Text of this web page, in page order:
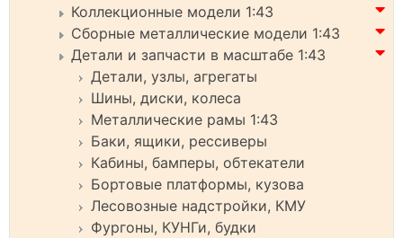
Коллекционные модели 1:43
Сборные металлические модели 1:43
Детали и запчасти в масштабе 1:43
Детали, узлы, агрегаты
Шины, диски, колеса
Металлические рамы 1:43
Баки, ящики, рессиверы
Кабины, бамперы, обтекатели
Бортовые платформы, кузова
Лесовозные надстройки, КМУ
Фургоны, КУНГи, будки